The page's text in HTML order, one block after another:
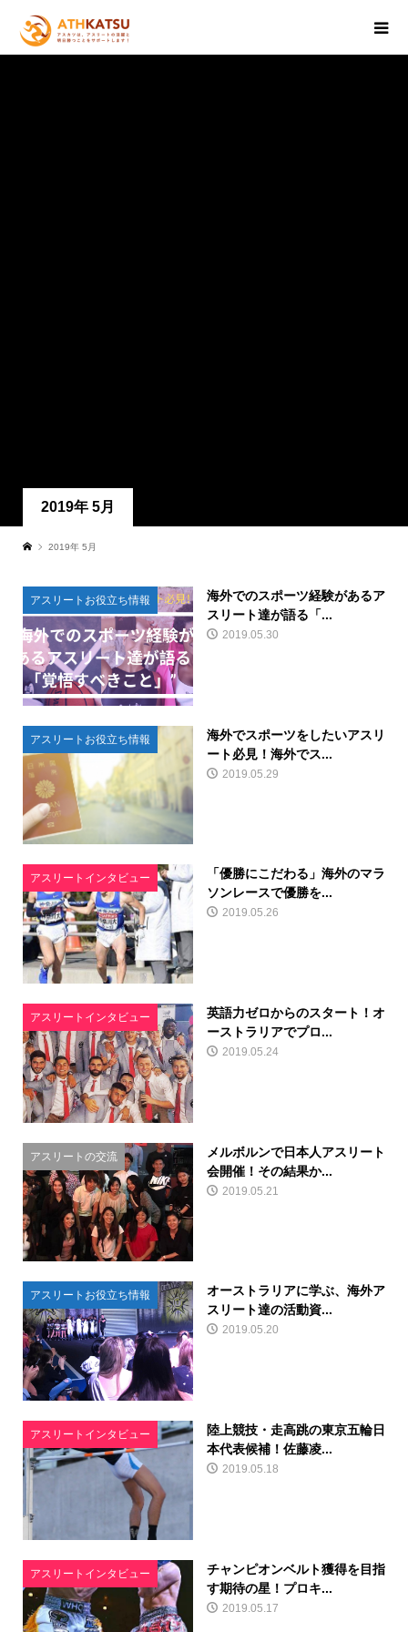
2019年 5月
2019年 5月
アスリートお役立ち情報
海外でのスポーツ経験があるア
スリート達が語る「...
2019.05.30
アスリートお役立ち情報
海外でスポーツをしたいアスリ
ート必見！海外でス...
2019.05.29
アスリートインタビュー
「優勝にこだわる」海外のマラ
ソンレースで優勝を...
2019.05.26
アスリートインタビュー
英語力ゼロからのスタート！オ
ーストラリアでプロ...
2019.05.24
アスリートの交流
メルボルンで日本人アスリート
会開催！その結果か...
2019.05.21
アスリートお役立ち情報
オーストラリアに学ぶ、海外ア
スリート達の活動資...
2019.05.20
アスリートインタビュー
陸上競技・走高跳の東京五輪日
本代表候補！佐藤凌...
2019.05.18
アスリートインタビュー
チャンピオンベルト獲得を目指
す期待の星！プロキ...
2019.05.17